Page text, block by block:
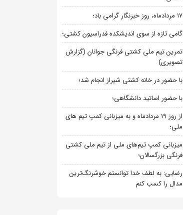
۱۷ مردادماه، روز خبرنگار گرامی باد؛
گامی تازه از سوی اندیشکده فدراسیون کشتی؛
تمرین تیم ملی کشتی فرنگی جوانان (گزارش
تصویری)
با حضور در خانه کشتی شیراز انجام شد؛
با حضور اساتید دانشگاهی؛
از روز 19 مردادماه و به میزبانی کمپ تیم های
ملی؛
میزبانی کمپ تیم‌های ملی از تیم ملی کشتی
فرنگی بزرگسالان؛
رضایی: به لطف خدا توانستم خوشرنگ‌ترین
مدال را کسب کنم